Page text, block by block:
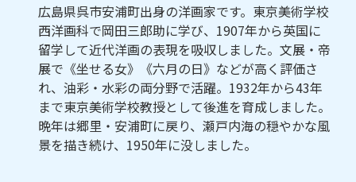
広島県呉市安浦町出身の洋画家です。東京美術学校
西洋画科で岡田三郎助に学び、1907年から英国に
留学して近代洋画の表現を吸収しました。文展・帝
展で《坐せる女》《六月の日》などが高く評価さ
れ、油彩・水彩の両分野で活躍。1932年から43年
まで東京美術学校教授として後進を育成しました。
晩年は郷里・安浦町に戻り、瀬戸内海の穏やかな風
景を描き続け、1950年に没しました。